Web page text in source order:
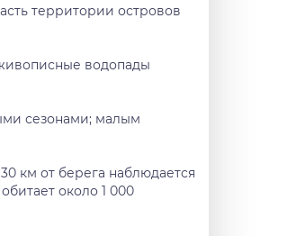
территории островов
водопады
сезонами; малым
км от берега наблюдается
около 1 000